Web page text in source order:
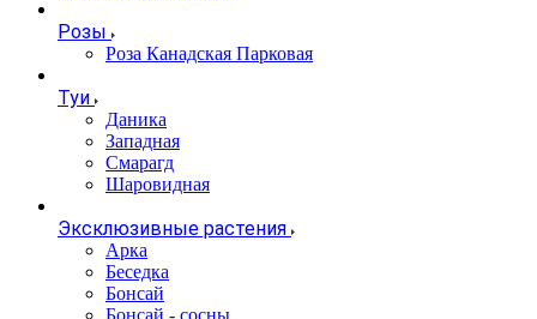
Розы
Роза Канадская Парковая
Туи
Даника
Западная
Смарагд
Шаровидная
Эксклюзивные растения
Арка
Беседка
Бонсай
Бонсай - сосны